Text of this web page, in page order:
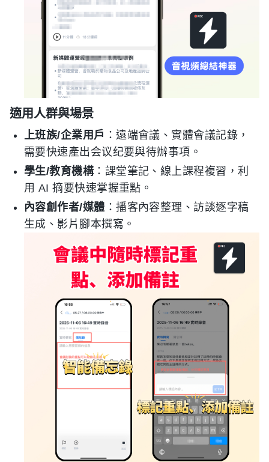
適用人群與場景
上班族/企業用戶 ：遠端會議、實體會議記錄，
需要快速產出会议纪要與待辦事項。
學生/教育機構：課堂筆記、線上課程複習，利
用 AI 摘要快速掌握重點。
內容創作者/媒體 ：播客內容整理、訪談逐字稿
生成、影片腳本撰寫。